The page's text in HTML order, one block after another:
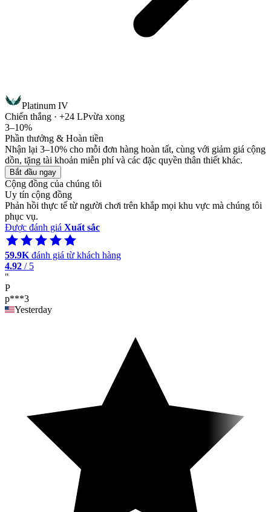
Platinum IV
Chiến thắng · +24 LPvừa xong
3–10%
Phần thưởng & Hoàn tiền
Nhận lại 3–10% cho mỗi đơn hàng hoàn tất, cùng với giảm giá cộng
dồn, tặng tài khoản miễn phí và các đặc quyền thân thiết khác.
Bắt đầu ngay
Cộng đồng của chúng tôi
Uy tín cộng đồng
Phản hồi thực tế từ người chơi trên khắp mọi khu vực mà chúng tôi
phục vụ.
Được đánh giá Xuất sắc
59.9K đánh giá từ khách hàng
4.92 / 5
"
P
p***3
Yesterday